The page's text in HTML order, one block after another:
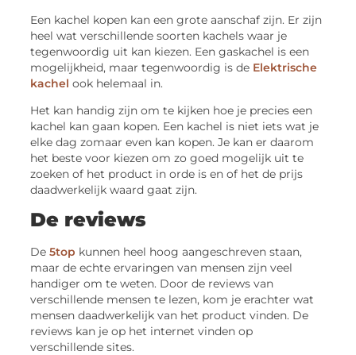
Een kachel kopen kan een grote aanschaf zijn. Er zijn
heel wat verschillende soorten kachels waar je
tegenwoordig uit kan kiezen. Een gaskachel is een
mogelijkheid, maar tegenwoordig is de Elektrische
kachel ook helemaal in.
Het kan handig zijn om te kijken hoe je precies een
kachel kan gaan kopen. Een kachel is niet iets wat je
elke dag zomaar even kan kopen. Je kan er daarom
het beste voor kiezen om zo goed mogelijk uit te
zoeken of het product in orde is en of het de prijs
daadwerkelijk waard gaat zijn.
De reviews
De5top kunnen heel hoog aangeschreven staan,
maar de echte ervaringen van mensen zijn veel
handiger om te weten. Door de reviews van
verschillende mensen te lezen, kom je erachter wat
mensen daadwerkelijk van het product vinden. De
reviews kan je op het internet vinden op
verschillende sites.